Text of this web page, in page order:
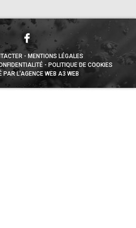
MENTIONS LÉGALES
POLITIQUE DE COOKIES
PAR L’AGENCE WEB A3 WEB